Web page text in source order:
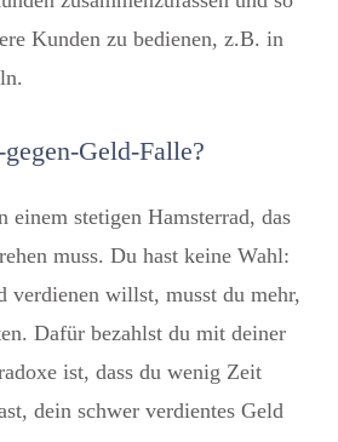
Kunden zu bedienen, z.B. in
Geld-Falle?
einem stetigen Hamsterrad, das
muss. Du hast keine Wahl:
verdienen willst, musst du mehr,
Dafür bezahlst du mit deiner
ist, dass du wenig Zeit
dein schwer verdientes Geld